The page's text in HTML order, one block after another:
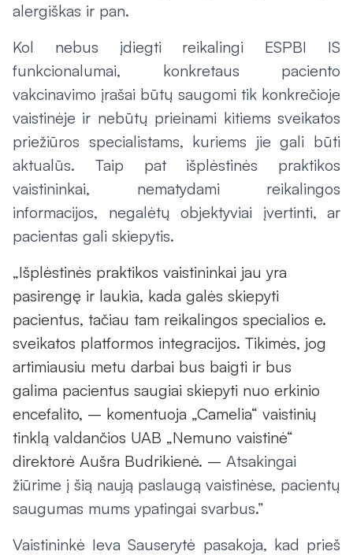
alergiškas ir pan.
Kol nebus įdiegti reikalingi ESPBI IS
funkcionalumai, konkretaus paciento
vakcinavimo įrašai būtų saugomi tik konkrečioje
vaistinėje ir nebūtų prieinami kitiems sveikatos
priežiūros specialistams, kuriems jie gali būti
aktualūs. Taip pat išplėstinės praktikos
vaistininkai, nematydami reikalingos
informacijos, negalėtų objektyviai įvertinti, ar
pacientas gali skiepytis.
„Išplėstinės praktikos vaistininkai jau yra
pasirengę ir laukia, kada galės skiepyti
pacientus, tačiau tam reikalingos specialios e.
sveikatos platformos integracijos. Tikimės, jog
artimiausiu metu darbai bus baigti ir bus
galima pacientus saugiai skiepyti nuo erkinio
encefalito, – komentuoja „Camelia“ vaistinių
tinklą valdančios UAB „Nemuno vaistinė“
direktorė Aušra Budrikienė. – Atsakingai
žiūrime į šią naują paslaugą vaistinėse, pacientų
saugumas mums ypatingai svarbus.”
Vaistininkė Ieva Sauserytė pasakoja, kad prieš